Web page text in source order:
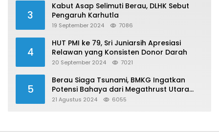
3
Kabut Asap Selimuti Berau, DLHK Sebut
Pengaruh Karhutla
19 September 2024 7086
4
HUT PMI ke 79, Sri Juniarsih Apresiasi
Relawan yang Konsisten Donor Darah
20 September 2024 7021
5
Berau Siaga Tsunami, BMKG Ingatkan
Potensi Bahaya dari Megathrust Utara
Sulawesi
21 Agustus 2024 6055